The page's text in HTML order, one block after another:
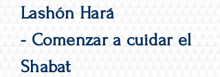
Lashón Hará
- Comenzar a cuidar el
Shabat